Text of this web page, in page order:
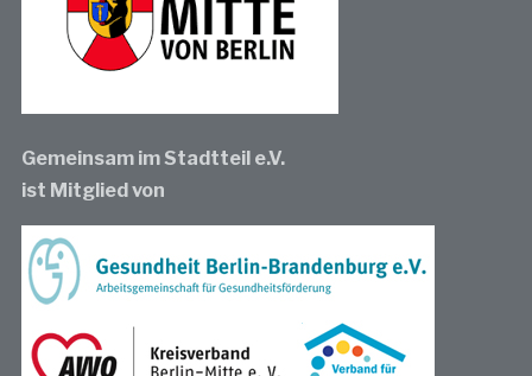
Gemeinsam im Stadtteil e.V.
ist Mitglied von